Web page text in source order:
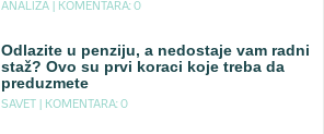
ANALIZA | KOMENTARA: 0
Odlazite u penziju, a nedostaje vam radni
staž? Ovo su prvi koraci koje treba da
preduzmete
SAVET | KOMENTARA: 0